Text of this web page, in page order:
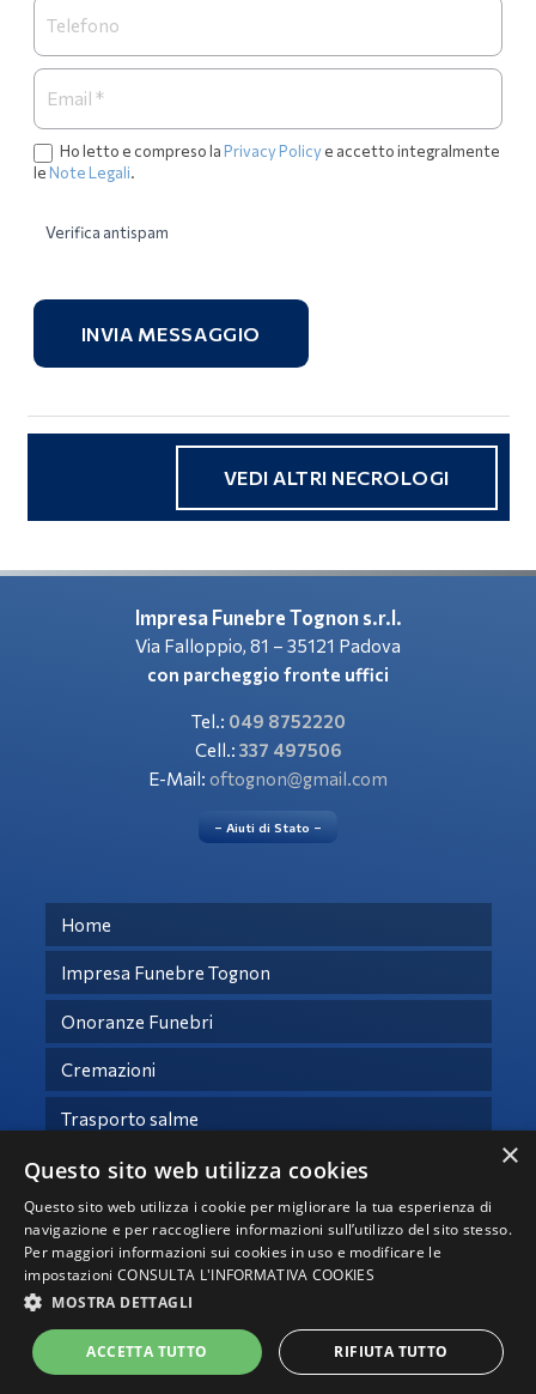
Ho letto e compreso la Privacy Policye accetto integralmente
le Note Legali.
Verifica antispam
INVIA MESSAGGIO
VEDI ALTRI NECROLOGI
Impresa Funebre Tognon s.r.l.
Via Falloppio, 81 – 35121 Padova
con parcheggio fronte uffici
Tel.: 049 8752220
Cell.: 337 497506
E-Mail: oftognon@gmail.com
– Aiuti di Stato –
Home
Impresa Funebre Tognon
Onoranze Funebri
Cremazioni
Trasporto salme
Necrologi
Contatti
Impresa Funebre Tognon srl - P.IVA 04941850283
Powered by neroavorio
×
Questo sito web utilizza cookies
Questo sito web utilizza i cookie per migliorare la tua esperienza di
navigazione e per raccogliere informazioni sull’utilizzo del sito stesso.
Per maggiori informazioni sui cookies in uso e modificare le
impostazioni CONSULTA L'INFORMATIVA COOKIES
MOSTRA DETTAGLI
ACCETTA TUTTO RIFIUTA TUTTO